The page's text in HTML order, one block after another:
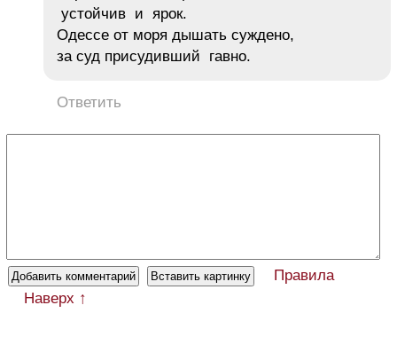
устойчив и ярок.
Одессе от моря дышать суждено,
за суд присудивший гавно.
Ответить
Правила
Наверх ↑